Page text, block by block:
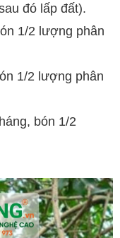
đó lấp đất).
1/2 lượng phân
1/2 lượng phân
bón 1/2